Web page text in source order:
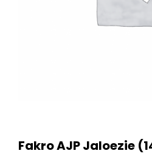
Fakro AJP Jaloezie